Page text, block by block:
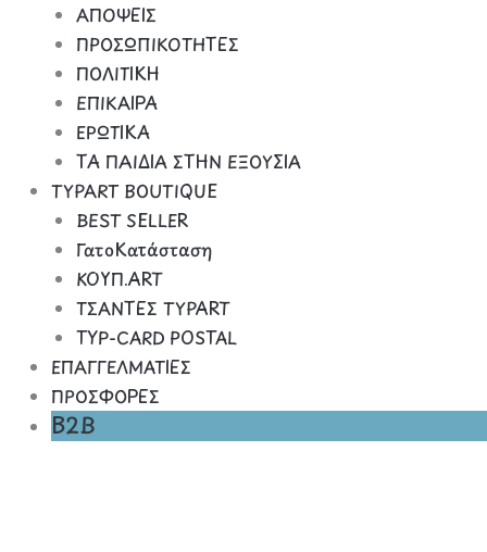
ΑΠΟΨΕΙΣ
ΠΡΟΣΩΠΙΚΟΤΗΤΕΣ
ΠΟΛΙΤΙΚΗ
ΕΠΙΚΑΙΡΑ
ΕΡΩΤΙΚΑ
ΤΑ ΠΑΙΔΙΑ ΣΤΗΝ ΕΞΟΥΣΙΑ
TYPART BOUTIQUE
BEST SELLER
ΓατοΚατάσταση
ΚΟΥΠ.ART
ΤΣΑΝΤΕΣ TYPART
TYP-CARD POSTAL
ΕΠΑΓΓΕΛΜΑΤΙΕΣ
ΠΡΟΣΦΟΡΕΣ
B2B